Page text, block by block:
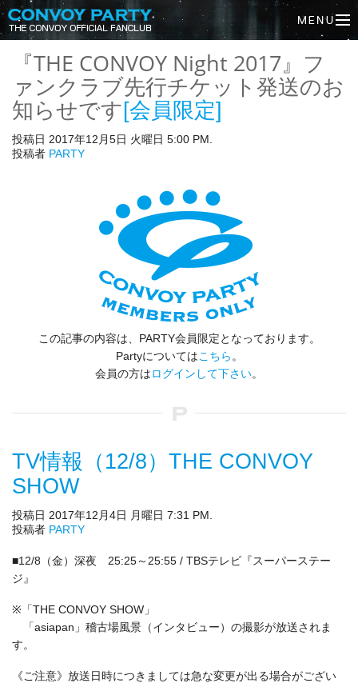
『THE CONVOY Night 2017』フ
ァンクラブ先行チケット発送のお
知らせです [会員限定]
投稿日 2017年12月5日 火曜日 5:00 PM.
投稿者 PARTY
この記事の内容は、PARTY会員限定となっております。
Partyについてはこちら 。
会員の方はログインして下さい。
TV情報（12/8）THE CONVOY
SHOW
投稿日 2017年12月4日 月曜日 7:31 PM.
投稿者 PARTY
■12/8（金）深夜 25:25～25:55 / TBSテレビ『スーパーステー
ジ』
※「THE CONVOY SHOW」
「asiapan」稽古場風景（インタビュー）の撮影が放送されま
す。
《ご注意》放送日時につきましては急な変更が出る場合がござい